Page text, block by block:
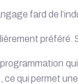
fard de
préféré.
qui permet